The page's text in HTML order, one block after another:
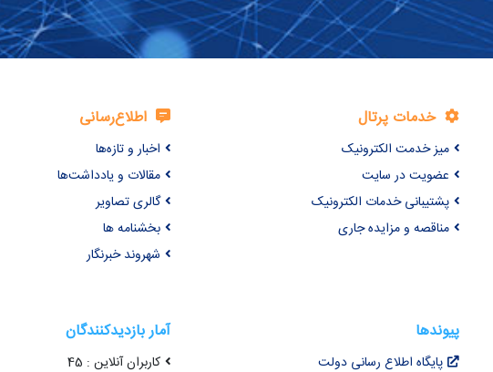
خدمات پرتال
میز خدمت الکترونیک
عضویت در سایت
پشتیبانی خدمات الکترونیک
مناقصه و مزایده جاری
اطلاع‌رسانی
اخبار و تازه‌ها
مقالات و یادداشت‌ها
گالری تصاویر
بخشنامه ها
شهروند خبرنگار
پیوندها
پایگاه اطلاع رسانی دولت
آمار بازدیدکنندگان
کاربران آنلاین : 45